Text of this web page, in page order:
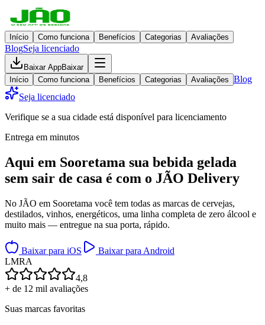
Início Como funciona Benefícios Categorias Avaliações
BlogSeja licenciado
Baixar AppBaixar
Início
Como funciona Benefícios Categorias Avaliações Blog
Seja licenciado
Verifique se a sua cidade está disponível para licenciamento
Entrega em minutos
Aqui em Sooretama sua bebida gelada
sem sair de casa é com o JÃO Delivery
No JÃO em Sooretama você tem todas as marcas de cervejas,
destilados, vinhos, energéticos, uma linha completa de zero álcool e
muito mais — entregue na sua porta, rápido.
Baixar para iOS
Baixar para Android
LMRA
4,8
+ de 12 mil avaliações
Suas marcas favoritas